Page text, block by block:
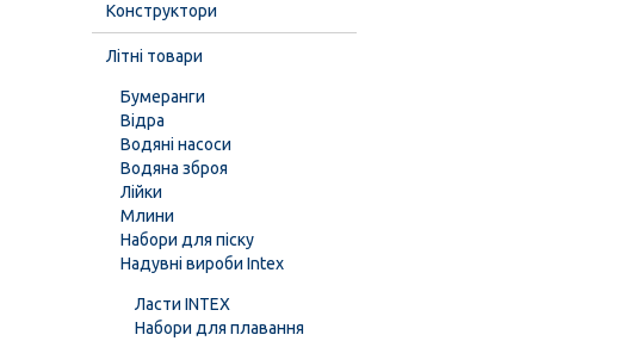
Конструктори
Літні товари
Бумеранги
Відра
Водяні насоси
Водяна зброя
Лійки
Млини
Набори для піску
Надувні вироби Intex
Ласти INTEX
Набори для плавання